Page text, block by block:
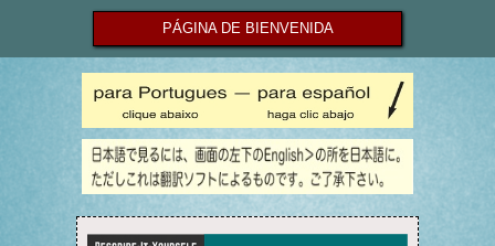
PÁGINA DE BIENVENIDA